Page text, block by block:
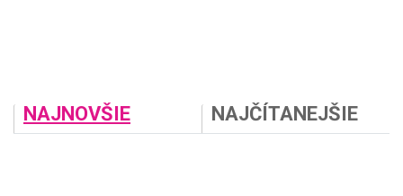
NAJNOVŠIE NAJČÍTANEJŠIE